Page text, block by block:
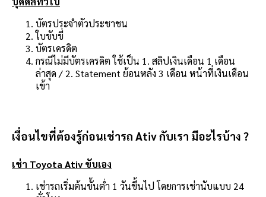
บัตรประจำตัวประชาชน
ใบขับขี่
บัตรเครดิต
กรณีไม่มีบัตรเครดิต ใช้เป็น 1. สลิปเงินเดือน 1 เดือน
ล่าสุด / 2. Statement ย้อนหลัง 3 เดือน หน้าที่เงินเดือน
เข้า
เงื่อนไขที่ต้องรู้ก่อนเช่ารถ Ativ กับเรา มีอะไรบ้าง ?
เช่า Toyota Ativ ขับเอง
เช่ารถเริ่มต้นขั้นต่ำ 1 วันขึ้นไป โดยการเช่านับแบบ 24